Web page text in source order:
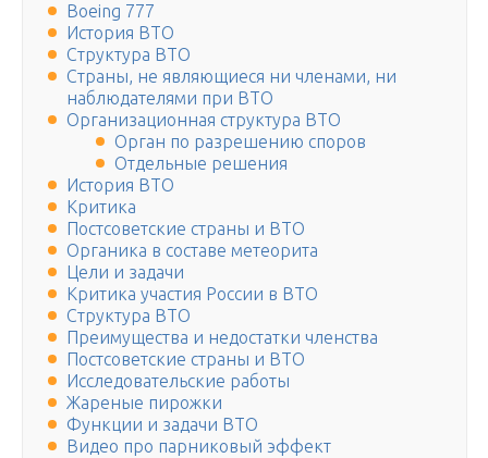
Boeing 777
История ВТО
Структура ВТО
Страны, не являющиеся ни членами, ни
наблюдателями при ВТО
Организационная структура ВТО
Орган по разрешению споров
Отдельные решения
История ВТО
Критика
Постсоветские страны и ВТО
Органика в составе метеорита
Цели и задачи
Критика участия России в ВТО
Структура ВТО
Преимущества и недостатки членства
Постсоветские страны и ВТО
Исследовательские работы
Жареные пирожки
Функции и задачи ВТО
Видео про парниковый эффект